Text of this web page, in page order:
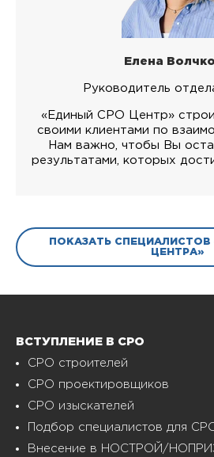
Елена
Руководитель
«Единый СРО Центр»
своими клиентами по
Нам важно, чтобы Вы
результатами, которых
ПОКАЗАТЬ СПЕЦИАЛИСТОВ
ЦЕНТРА»
ВСТУПЛЕНИЕ В СРО
СРО строителей
СРО проектировщиков
СРО изыскателей
Подбор специалистов для
Внесение в НОСТРОЙ/